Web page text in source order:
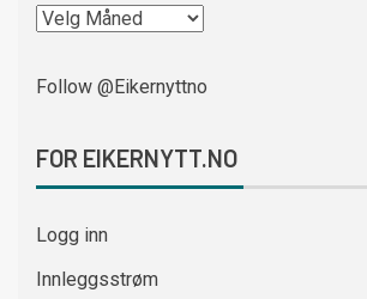
Follow @Eikernyttno
FOR EIKERNYTT.NO
Logg inn
Innleggsstrøm